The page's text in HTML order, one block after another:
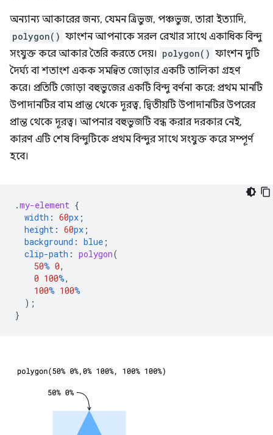
অন্যান্য আকারের জন্য, যেমন ত্রিভুজ, পঞ্চভুজ, তারা ইত্যাদি,
polygon() ফাংশন আপনাকে সরল রেখার সাথে একাধিক বিন্দু
সংযুক্ত করে আকার তৈরি করতে দেয়। polygon() ফাংশন দুটি
দৈর্ঘ্য বা শতাংশ একক সমন্বিত জোড়ার একটি তালিকা গ্রহণ
করে। প্রতিটি জোড়া বহুভুজের একটি বিন্দু বর্ণনা করে: প্রথম মানটি
উপাদানটির বাম প্রান্ত থেকে দূরত্ব, দ্বিতীয়টি উপাদানটির উপরের
প্রান্ত থেকে দূরত্ব। আপনার বহুভুজটি বন্ধ করার দরকার নেই,
কারণ এটি শেষ বিন্দুটিকে প্রথম বিন্দুর সাথে সংযুক্ত করে সম্পূর্ণ
হবে।
.my-element {
width : 60px ;
height : 60px ;
background : blue ;
clip-path : polygon(
50% 0,
0 100%,
100% 100%
);
}